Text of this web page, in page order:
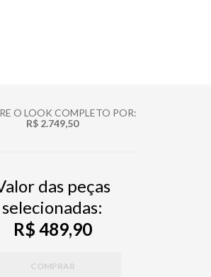
O LOOK COMPLETO POR:
R$ 2.749,50
das peças
selecionadas:
R$ 489,90
COMPRAR